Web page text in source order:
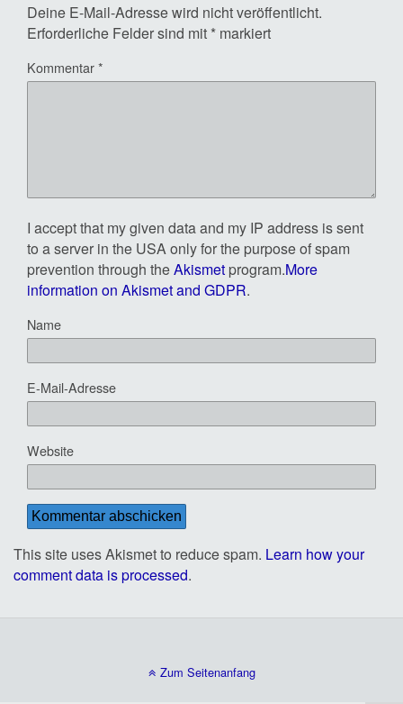
Deine E-Mail-Adresse wird nicht veröffentlicht.
Erforderliche Felder sind mit * markiert
Kommentar*
I accept that my given data and my IP address is sent
to a server in the USA only for the purpose of spam
prevention through theAkismet program.More
information on Akismet and GDPR.
Name
E-Mail-Adresse
Website
This site uses Akismet to reduce spam. Learn how your
comment data is processed.
Zum Seitenanfang